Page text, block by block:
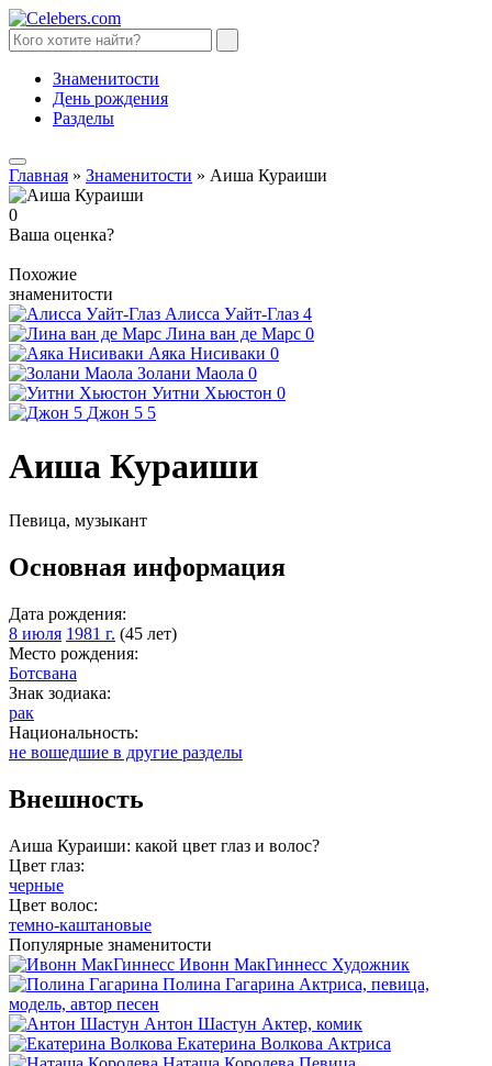
Знаменитости
День рождения
Разделы
Главная » Знаменитости » Аиша Кураиши
0
Ваша оценка?
Похожие
знаменитости
Алисса Уайт-Глаз 4
Лина ван де Марс 0
Аяка Нисиваки 0
Золани Маола 0
Уитни Хьюстон 0
Джон 5 5
Аиша Кураиши
Певица, музыкант
Основная информация
Дата рождения:
8 июля 1981 г. (45 лет)
Место рождения:
Ботсвана
Знак зодиака:
рак
Национальность:
не вошедшие в другие разделы
Внешность
Аиша Кураиши: какой цвет глаз и волос?
Цвет глаз:
черные
Цвет волос:
темно-каштановые
Популярные знаменитости
Ивонн МакГиннесс Художник
Полина Гагарина Актриса, певица,
модель, автор песен
Антон Шастун Актер, комик
Екатерина Волкова Актриса